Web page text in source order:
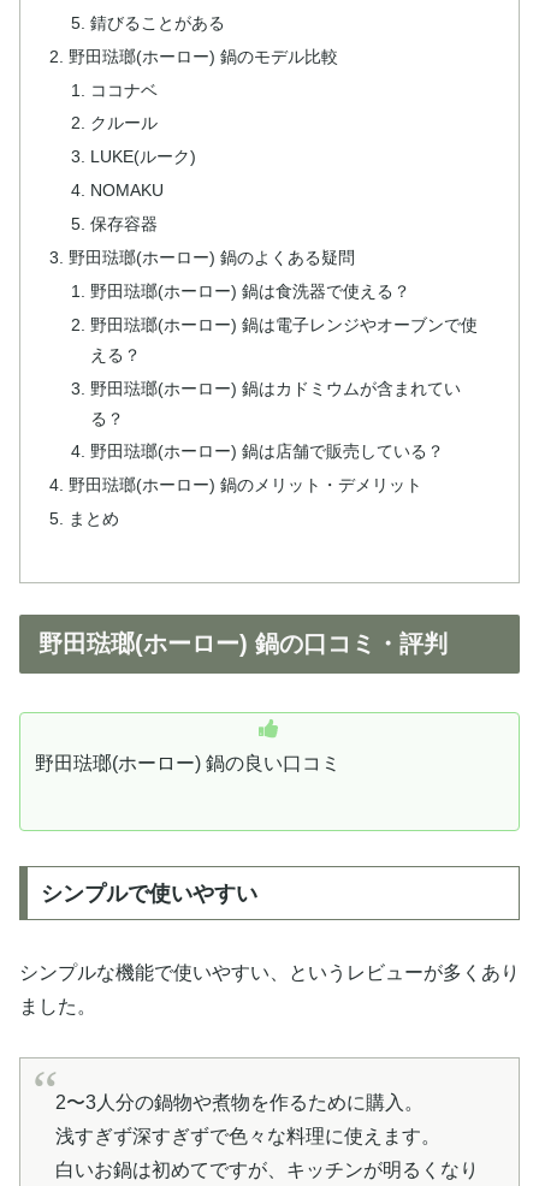
錆びることがある
野田琺瑯(ホーロー) 鍋のモデル比較
ココナベ
クルール
LUKE(ルーク)
NOMAKU
保存容器
野田琺瑯(ホーロー) 鍋のよくある疑問
野田琺瑯(ホーロー) 鍋は食洗器で使える？
野田琺瑯(ホーロー) 鍋は電子レンジやオーブンで使
える？
野田琺瑯(ホーロー) 鍋はカドミウムが含まれてい
る？
野田琺瑯(ホーロー) 鍋は店舗で販売している？
野田琺瑯(ホーロー) 鍋のメリット・デメリット
まとめ
野田琺瑯(ホーロー) 鍋の口コミ・評判
野田琺瑯(ホーロー) 鍋の良い口コミ
シンプルで使いやすい
シンプルな機能で使いやすい、というレビューが多くあり
ました。
2〜3人分の鍋物や煮物を作るために購入。
浅すぎず深すぎずで色々な料理に使えます。
白いお鍋は初めてですが、キッチンが明るくなり